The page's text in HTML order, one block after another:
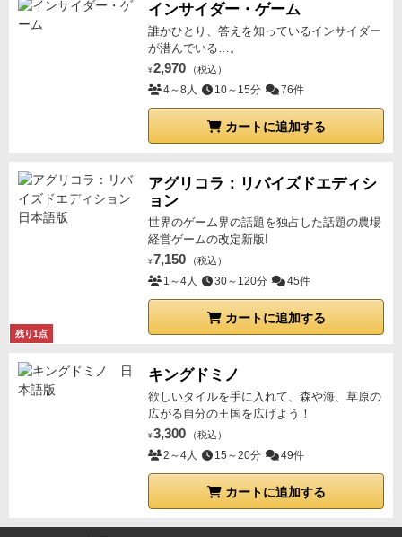
インサイダー・ゲーム
誰かひとり、答えを知っているインサイダー
が潜んでいる…。
¥ 2,970 （税込）
4～8人 10～15分 76件
カートに追加する
残り1点
アグリコラ：リバイズドエディシ
ョン
世界のゲーム界の話題を独占した話題の農場
経営ゲームの改定新版!
¥ 7,150 （税込）
1～4人 30～120分 45件
カートに追加する
キングドミノ
欲しいタイルを手に入れて、森や海、草原の
広がる自分の王国を広げよう！
¥ 3,300 （税込）
2～4人 15～20分 49件
カートに追加する